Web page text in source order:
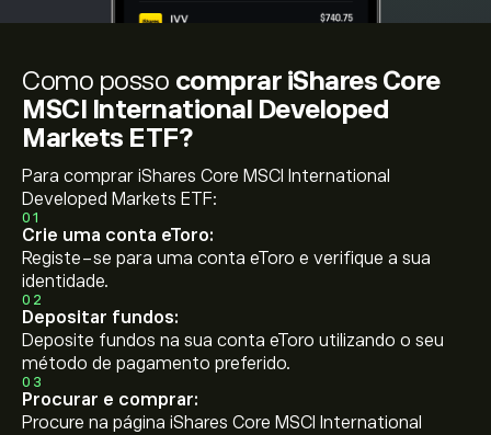
Como posso comprar iShares Core
MSCI International Developed
Markets ETF?
Para comprar iShares Core MSCI International
Developed Markets ETF:
01
Crie uma conta eToro:
Registe-se para uma conta eToro e verifique a sua
identidade.
02
Depositar fundos:
Deposite fundos na sua conta eToro utilizando o seu
método de pagamento preferido.
03
Procurar e comprar:
Procure na página iShares Core MSCI International